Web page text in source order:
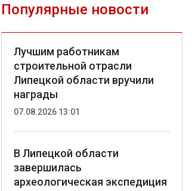
Популярные новости
Лучшим работникам
строительной отрасли
Липецкой области вручили
награды
07.08.2026 13:01
В Липецкой области
завершилась
археологическая экспедиция